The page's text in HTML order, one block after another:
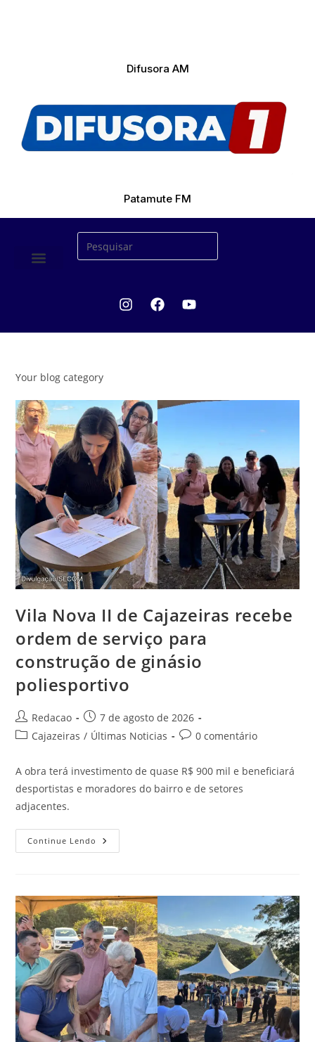
Difusora AM
Patamute FM
Your blog category
Vila Nova II de Cajazeiras recebe
ordem de serviço para
construção de ginásio
poliesportivo
Redacao
7 de agosto de 2026
Cajazeiras / Últimas Noticias 0 comentário
A obra terá investimento de quase R$ 900 mil e beneficiará
desportistas e moradores do bairro e de setores
adjacentes.
Continue Lendo